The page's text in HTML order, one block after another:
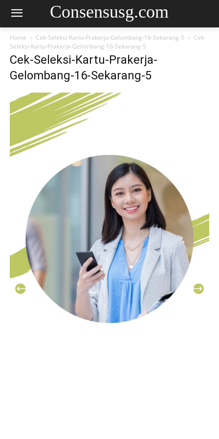
Consensusg.com
Home Cek-Seleksi-Kartu-Prakerja-Gelombang-16-Sekarang-5
Cek-
Seleksi-Kartu-Prakerja-Gelombang-16-Sekarang-5
Cek-Seleksi-Kartu-Prakerja-
Gelombang-16-Sekarang-5